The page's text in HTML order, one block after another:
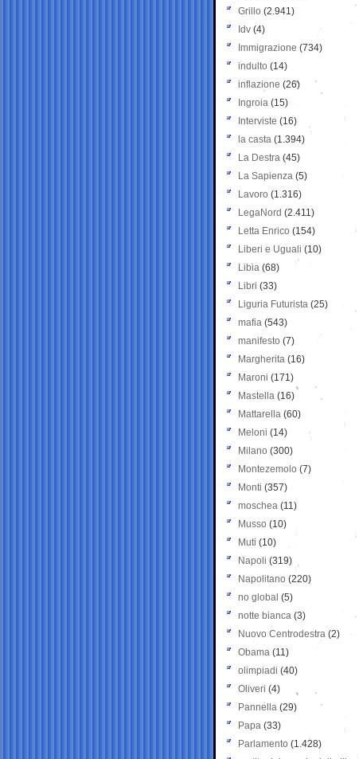
Grillo (2.941)
Idv (4)
Immigrazione (734)
indulto (14)
inflazione (26)
Ingroia (15)
Interviste (16)
la casta (1.394)
La Destra (45)
La Sapienza (5)
Lavoro (1.316)
LegaNord (2.411)
Letta Enrico (154)
Liberi e Uguali (10)
Libia (68)
Libri (33)
Liguria Futurista (25)
mafia (543)
manifesto (7)
Margherita (16)
Maroni (171)
Mastella (16)
Mattarella (60)
Meloni (14)
Milano (300)
Montezemolo (7)
Monti (357)
moschea (11)
Musso (10)
Muti (10)
Napoli (319)
Napolitano (220)
no global (5)
notte bianca (3)
Nuovo Centrodestra (2)
Obama (11)
olimpiadi (40)
Oliveri (4)
Pannella (29)
Papa (33)
Parlamento (1.428)